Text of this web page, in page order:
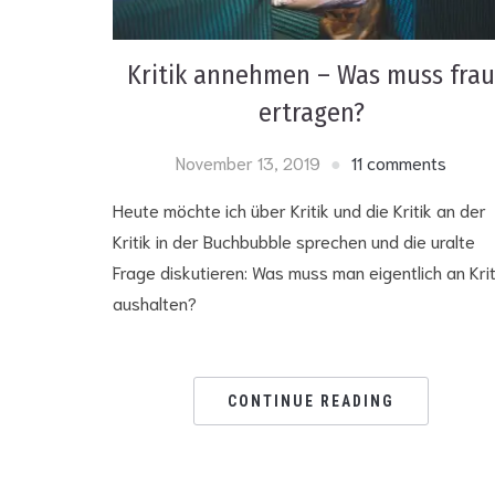
Kritik annehmen – Was muss frau
ertragen?
November 13, 2019 11 comments
Heute möchte ich über Kritik und die Kritik an der
Kritik in der Buchbubble sprechen und die uralte
Frage diskutieren: Was muss man eigentlich an
aushalten?
CONTINUE READING